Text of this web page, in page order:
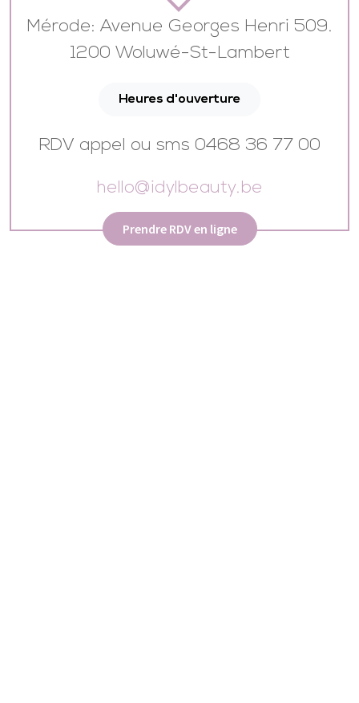
Mérode: Avenue Georges Henri 509.
1200 Woluwé-St-Lambert
Heures d'ouverture
RDV appel ou sms 0468 36 77 00
hello@idylbeauty.be
Prendre RDV en ligne